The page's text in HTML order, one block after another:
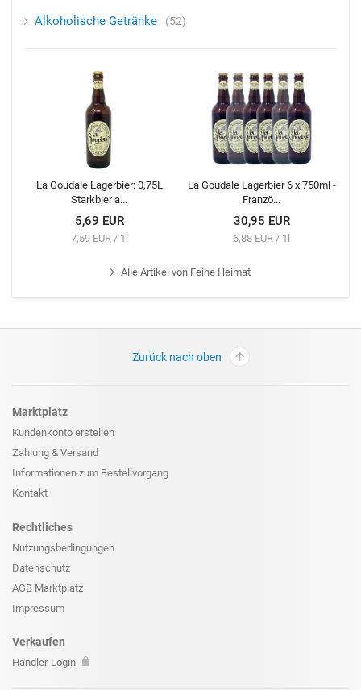
Alkoholische Getränke 52
La Goudale Lagerbier: 0,75L
Starkbier a...
5,69 EUR
7,59 EUR / 1l
La Goudale Lagerbier 6 x 750ml -
Franzö...
30,95 EUR
6,88 EUR / 1l
Alle Artikel von Feine Heimat
Zurück nach oben
Marktplatz
Kundenkonto erstellen
Zahlung & Versand
Informationen zum Bestellvorgang
Kontakt
Rechtliches
Nutzungsbedingungen
Datenschutz
AGB Marktplatz
Impressum
Verkaufen
Händler-Login